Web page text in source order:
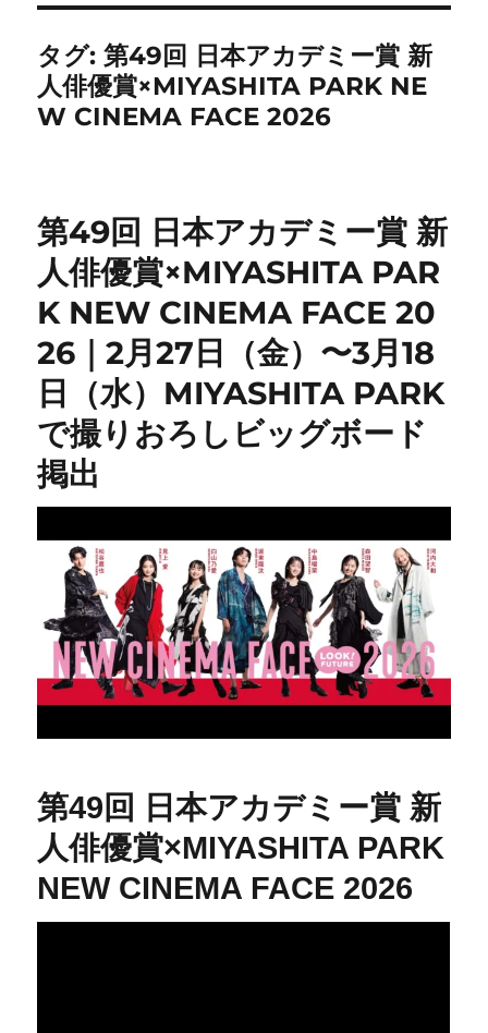
タグ:第49回 日本アカデミー賞 新
人俳優賞×MIYASHITA PARK NE
W CINEMA FACE 2026
第49回 日本アカデミー賞 新
人俳優賞×MIYASHITA PAR
K NEW CINEMA FACE 20
26｜2月27日（金）〜3月18
日（水）MIYASHITA PARK
で撮りおろしビッグボード
掲出
第49回 日本アカデミー賞 新
人俳優賞×MIYASHITA PARK
NEW CINEMA FACE 2026